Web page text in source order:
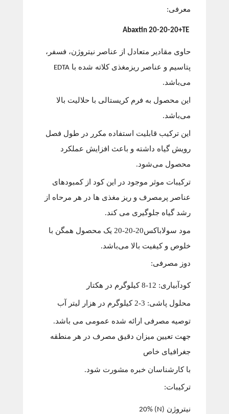
معرفی:
حاوی مقادیر متعادل از عناصر نیتروژن، فسفر،
پتاسیم و عناصر ریزمغذی کلاته شده با EDTA
می‌باشد.
این محصول به فرم کریستالی با حلالیت بالا
می‌باشد.
این ترکیب قابلیت استفاده مکرر در طول فصل
رویش گیاه داشته و باعث افزایش عملکرد
محصول می‌شود.
ترکیبات موثر موجود در این کود از کمبودهای
عناصر پرمصرف و ریز مغذی ها در هر مرحاه از
رشد گیاه جلوگیری می کند.
مود سولاباکس20-20-20 یک محصول همگن با
خلوص و کیفیت بالا می‌باشد.
دوز مصرفی:
کودآبیاری: 12-8 کیلوگرم در هکتار
محلول پاشی: 3-2 کیلوگرم در هزار لیتر آب
توصیه مصرفی ارائه شده عمومی می باشد.
جهت تعیین میزان دقیق مصرف در هر منطقه
جغرافیای خاص
با کارشناسان خبره مشورت شود.
ترکیبات:
نیتروژن (N) 20%